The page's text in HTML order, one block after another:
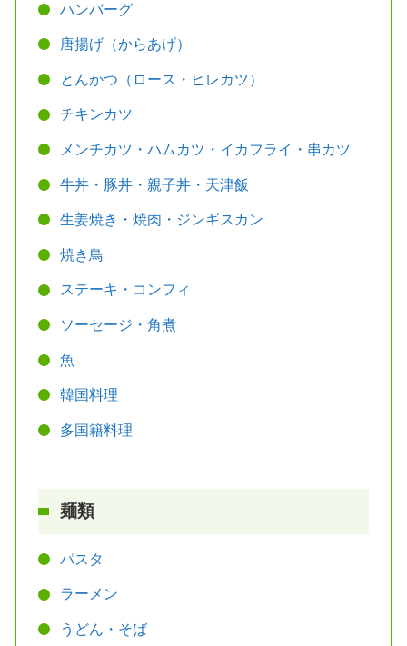
ハンバーグ
唐揚げ（からあげ）
とんかつ（ロース・ヒレカツ）
チキンカツ
メンチカツ・ハムカツ・イカフライ・串カツ
牛丼・豚丼・親子丼・天津飯
生姜焼き・焼肉・ジンギスカン
焼き鳥
ステーキ・コンフィ
ソーセージ・角煮
魚
韓国料理
多国籍料理
麺類
パスタ
ラーメン
うどん・そば